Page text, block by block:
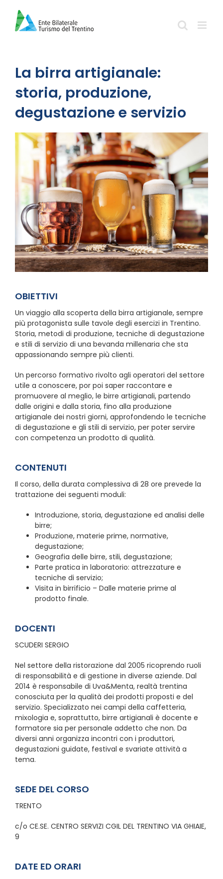
contenuto
La birra artigianale:
storia, produzione,
degustazione e servizio
OBIETTIVI
Un viaggio alla scoperta della birra artigianale, sempre
più protagonista sulle tavole degli esercizi in Trentino.
Storia, metodi di produzione, tecniche di degustazione
e stili di servizio di una bevanda millenaria che sta
appassionando sempre più clienti.
Un percorso formativo rivolto agli operatori del settore
utile a conoscere, por poi saper raccontare e
promuovere al meglio, le birre artigianali, partendo
dalle origini e dalla storia, fino alla produzione
artigianale dei nostri giorni, approfondendo le tecniche
di degustazione e gli stili di servizio, per poter servire
con competenza un prodotto di qualità.
CONTENUTI
Il corso, della durata complessiva di 28 ore prevede la
trattazione dei seguenti moduli:
Introduzione, storia, degustazione ed analisi delle
birre;
Produzione, materie prime, normative,
degustazione;
Geografia delle birre, stili, degustazione;
Parte pratica in laboratorio: attrezzature e
tecniche di servizio;
Visita in birrificio – Dalle materie prime al
prodotto finale.
DOCENTI
SCUDERI SERGIO
Nel settore della ristorazione dal 2005 ricoprendo ruoli
di responsabilità e di gestione in diverse aziende. Dal
2014 è responsabile di Uva&Menta, realtà trentina
conosciuta per la qualità dei prodotti proposti e del
servizio. Specializzato nei campi della caffetteria,
mixologia e, soprattutto, birre artigianali è docente e
formatore sia per personale addetto che non. Da
diversi anni organizza incontri con i produttori,
degustazioni guidate, festival e svariate attività a
tema.
SEDE DEL CORSO
TRENTO
c/o CE.SE. CENTRO SERVIZI CGIL DEL TRENTINO VIA GHIAIE,
9
DATE ED ORARI